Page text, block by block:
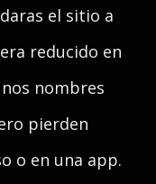
el sitio a
reducido en
nombres
pierden
o en una app.